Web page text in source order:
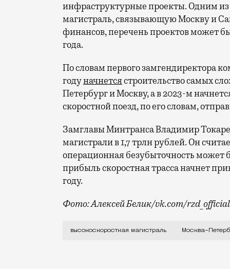
инфраструктурные проекты. Одним из
магистраль, связывающую Москву и
финансов, перечень проектов может
года.
По словам первого замгендиректора
годуначнетсястроительство самых
Петербург и Москву, а в 2023-м
скоростной поезд, по его словам,
Замглавы Минтранса Владимир
магистрали в 1,7 трлн рублей. Он
операционная безубыточность может
прибыль скоростная трасса начнет
году.
Фото: Алексей Белик/vk.com/rzd_official
Путешествие из Петербурга в
высокоскоростная магистраль